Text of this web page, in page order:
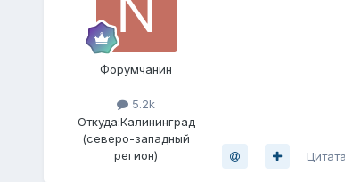
Форумчанин
5.2k
Откуда:Калининград
(северо-западный
регион)
Цитата